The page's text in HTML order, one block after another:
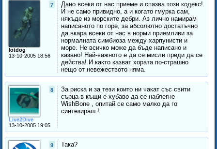
7
lotdog
13-10-2005 18:56
Дано всеки от нас приеме и спазва този кодекс!
И не само привидно, а и когато гмурка сам,
някъде из морските дебри. Аз лично намирам
написаното по горе, за абсолютно достатъчно
да вкара всеки от нас в норми приемливи за
нормалната симбиоза между харпунисти и
море. Не всичко може да бъде написано и
казано! Най-важното е да се мисли преди да се
действа! И както казват хората по-страшно
нещо от невежеството няма.
8
Live2Dive
13-10-2005 19:05
За риска и за тези които ни чакат със свити
сърца в къщи е хубаво да се наблегне
WishBone , опитай се само малко да го
синтезираш !
9
Така?